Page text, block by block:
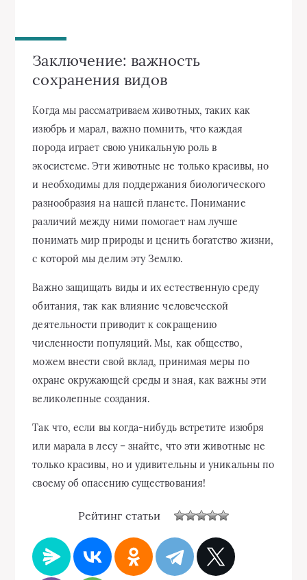
Заключение: важность
сохранения видов
Когда мы рассматриваем животных, таких как
изюбрь и марал, важно помнить, что каждая
порода играет свою уникальную роль в
экосистеме. Эти животные не только красивы, но
и необходимы для поддержания биологического
разнообразия на нашей планете. Понимание
различий между ними помогает нам лучше
понимать мир природы и ценить богатство жизни,
с которой мы делим эту Землю.
Важно защищать виды и их естественную среду
обитания, так как влияние человеческой
деятельности приводит к сокращению
численности популяций. Мы, как общество,
можем внести свой вклад, принимая меры по
охране окружающей среды и зная, как важны эти
великолепные создания.
Так что, если вы когда-нибудь встретите изюбря
или марала в лесу – знайте, что эти животные не
только красивы, но и удивительны и уникальны по
своему об опасению существования!
Рейтинг статьи